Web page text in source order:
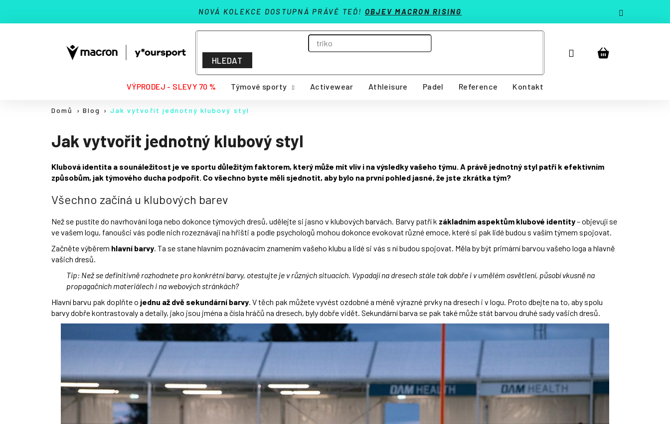
obsah
NOVÁ KOLEKCE DOSTUPNÁ PRÁVĚ TEĎ! OBJEV MACRON RISING
HLEDAT
PřihlášeníNákupní
VÝPRODEJ - SLEVY 70 % Týmové sporty Activewear Athleisure Padel Reference Kontakt
Domů Blog Jak vytvořit jednotný klubový styl
Jak vytvořit jednotný klubový styl
Klubová identita a sounáležitost je ve sportu důležitým faktorem, který může mít vliv i na výsledky vašeho týmu. A právě jednotný styl patří k efektivním
způsobům, jak týmového ducha podpořit. Co všechno byste měli sjednotit, aby bylo na první pohled jasné, že jste zkrátka tým?
Všechno začíná u klubových barev
Než se pustíte do navrhování loga nebo dokonce týmových dresů, udělejte si jasno v klubových barvách. Barvy patří k základním aspektům klubové identity– objevují se
ve vašem logu, fanoušci vás podle nich rozeznávají na hřišti a podle psychologů mohou dokonce evokovat různé emoce, které si pak lidé budou s vaším týmem spojovat.
Začněte výběrem hlavní barvy. Ta se stane hlavním poznávacím znamením vašeho klubu a lidé si vás s ní budou spojovat. Měla by být primární barvou vašeho loga a hlavně
vašich dresů.
Tip: Než se definitivně rozhodnete pro konkrétní barvy, otestujte je v různých situacích. Vypadají na dresech stále tak dobře i v umělém osvětlení, působí vkusně na
propagačních materiálech i na webových stránkách?
Hlavní barvu pak doplňte o jednu až dvě sekundární barvy. V těch pak můžete vyvést ozdobné a méně výrazné prvky na dresech i v logu. Proto dbejte na to, aby spolu
barvy dobře kontrastovaly a detaily, jako jsou jména a čísla hráčů na dresech, byly dobře vidět. Sekundární barva se pak také může stát barvou druhé sady vašich dresů.
Zpět
Zpět